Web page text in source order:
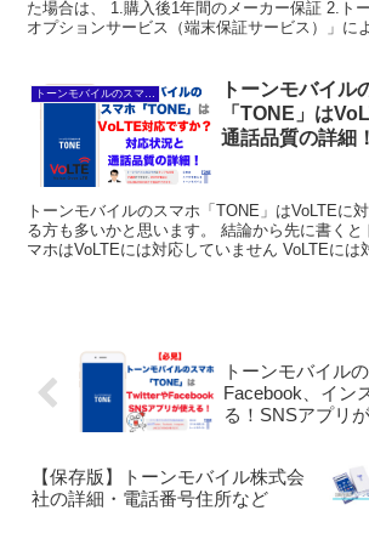
た場合は、 1.購入後1年間のメーカー保証 2.ト
オプションサービス（端末保証サービス）」に
トーンモバイルのスマホ「TONE」の基本
トーンモバイル
「TONE」は
通話品質の詳細！
トーンモバイルのスマホ「TONE」はVoLTEに
る方も多いかと思います。 結論から先に書くと
マホはVoLTEには対応していません VoLTEには
トーンモバイル
Facebook、イン
る！SNSアプリ
【保存版】トーンモバイル株式会
社の詳細・電話番号住所など